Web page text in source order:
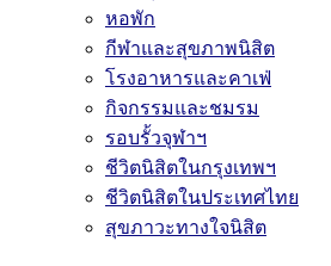
หอพัก
กีฬาและสุขภาพนิสิต
โรงอาหารและคาเฟ่
กิจกรรมและชมรม
รอบรั้วจุฬาฯ
ชีวิตนิสิตในกรุงเทพฯ
ชีวิตนิสิตในประเทศไทย
สุขภาวะทางใจนิสิต